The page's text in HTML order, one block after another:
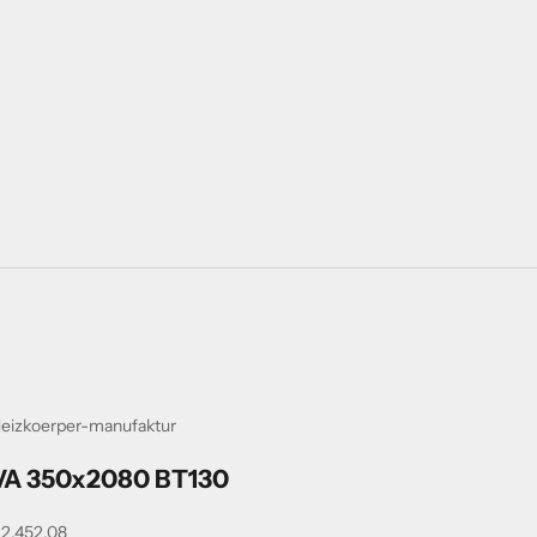
manufaktur
350x2080 BT130